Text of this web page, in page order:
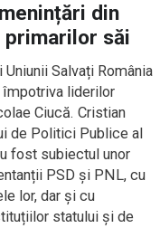
din
primarilor săi
Salvați România
împotriva liderilor
Ciucă. Cristian
de Politici Publice al
fost subiectul unor
PSD și PNL, cu
lor, dar și cu
statului și de